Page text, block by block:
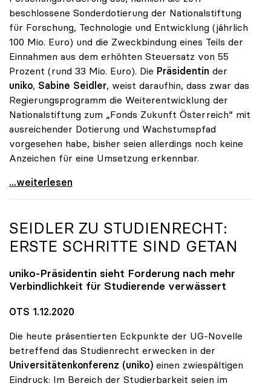
beschlossene Sonderdotierung der Nationalstiftung
für Forschung, Technologie und Entwicklung (jährlich
100 Mio. Euro) und die Zweckbindung eines Teils der
Einnahmen aus dem erhöhten Steuersatz von 55
Prozent (rund 33 Mio. Euro). Die Präsidentin der
uniko, Sabine Seidler, weist daraufhin, dass zwar das
Regierungsprogramm die Weiterentwicklung der
Nationalstiftung zum „Fonds Zukunft Österreich“ mit
ausreichender Dotierung und Wachstumspfad
vorgesehen habe, bisher seien allerdings noch keine
Anzeichen für eine Umsetzung erkennbar.
uniko unterstützt Petition zu Dotierung des „Fonds
...weiterlesen
SEIDLER ZU STUDIENRECHT:
ERSTE SCHRITTE SIND GETAN
uniko-Präsidentin sieht Forderung nach mehr
Verbindlichkeit für Studierende verwässert
OTS 1.12.2020
Die heute präsentierten Eckpunkte der UG-Novelle
betreffend das Studienrecht erwecken in der
Universitätenkonferenz (uniko) einen zwiespältigen
Eindruck: Im Bereich der Studierbarkeit seien im